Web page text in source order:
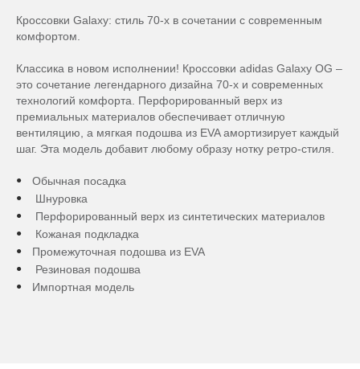
Кроссовки Galaxy: стиль 70-х в сочетании с современным
комфортом.
Классика в новом исполнении! Кроссовки adidas Galaxy OG –
это сочетание легендарного дизайна 70-х и современных
технологий комфорта. Перфорированный верх из
премиальных материалов обеспечивает отличную
вентиляцию, а мягкая подошва из EVA амортизирует каждый
шаг. Эта модель добавит любому образу нотку ретро-стиля.
Обычная посадка
Шнуровка
Перфорированный верх из синтетических материалов
Кожаная подкладка
Промежуточная подошва из EVA
Резиновая подошва
Импортная модель